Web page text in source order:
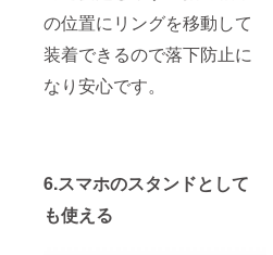
の位置にリングを移動して
装着できるので落下防止に
なり安心です。
6.スマホのスタンドとして
も使える